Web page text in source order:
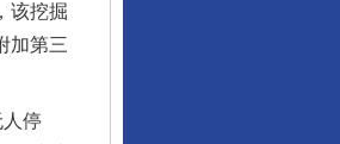
该挖掘
加第三
停